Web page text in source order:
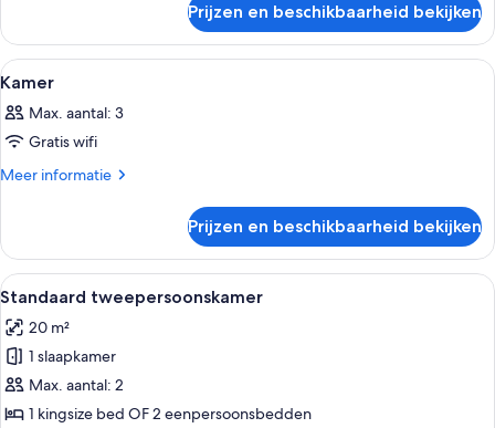
vierpersoonskamer
Prijzen en beschikbaarheid bekijken
Alle
foto's
voor
Kamer
laden
Een moderne hotelkamer met een
16
Kamer
Max. aantal: 3
Gratis wifi
Meer informatie
Meer
Prijzen en beschikbaarheid bekijken
Alle
foto's
voor
Standaard
tweepersoonskamer
laden
Een hotelkamer met twee bedden,
2
Standaard tweepersoonskamer
20 m²
1 slaapkamer
Max. aantal: 2
1 kingsize bed OF 2 eenpersoonsbedden